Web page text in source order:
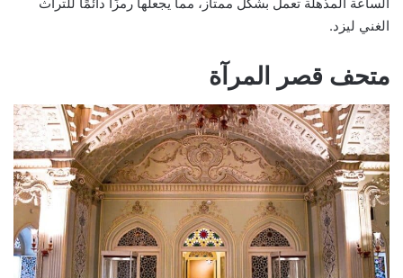
الغني ليزد.
متحف قصر المرآة